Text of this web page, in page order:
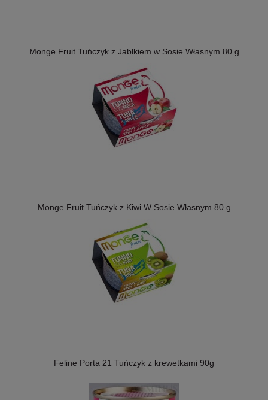
Monge Fruit Tuńczyk z Jabłkiem w Sosie Własnym 80 g
Monge Fruit Tuńczyk z Kiwi W Sosie Własnym 80 g
Feline Porta 21 Tuńczyk z krewetkami 90g